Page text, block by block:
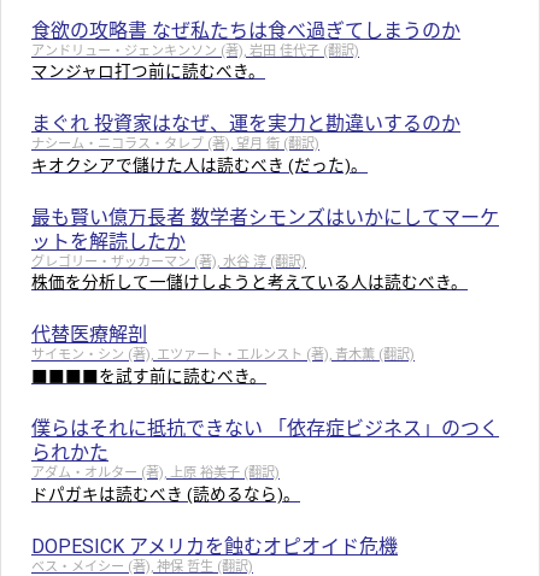
食欲の攻略書 なぜ私たちは食べ過ぎてしまうのか
アンドリュー・ジェンキンソン (著), 岩田 佳代子 (翻訳)
マンジャロ打つ前に読むべき。
まぐれ 投資家はなぜ、運を実力と勘違いするのか
ナシーム・ニコラス・タレブ (著), 望月 衛 (翻訳)
キオクシアで儲けた人は読むべき (だった)。
最も賢い億万長者 数学者シモンズはいかにしてマーケ
ットを解読したか
グレゴリー・ザッカーマン (著), 水谷 淳 (翻訳)
株価を分析して一儲けしようと考えている人は読むべき。
代替医療解剖
サイモン・シン (著), エツァート・エルンスト (著), 青木薫 (翻訳)
■■■■を試す前に読むべき。
僕らはそれに抵抗できない 「依存症ビジネス」のつく
られかた
アダム・オルター (著), 上原 裕美子 (翻訳)
ドパガキは読むべき (読めるなら)。
DOPESICK アメリカを蝕むオピオイド危機
ベス・メイシー (著), 神保 哲生 (翻訳)